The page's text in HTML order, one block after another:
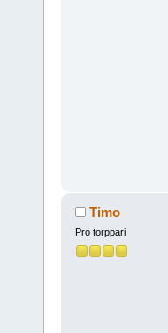
Timo
Pro torppari